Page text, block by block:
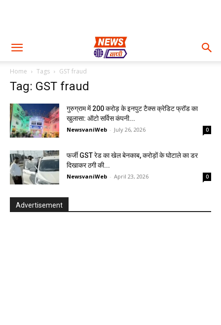
Home Tags GST fraud
Tag: GST fraud
गुरुग्राम में ₹200 करोड़ के इनपुट टैक्स क्रेडिट फ्रॉड का
खुलासा: ऑटो सर्विस कंपनी...
NewsvaniWeb - July 26, 2026 0
फर्जी GST रेड का खेल बेनकाब, करोड़ों के घोटाले का डर
दिखाकर ठगी की...
NewsvaniWeb - April 23, 2026 0
Advertisement